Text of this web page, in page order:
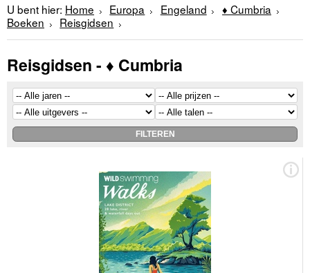
U bent hier: Home Europa Engeland
♦ Cumbria
Boeken
Reisgidsen
Reisgidsen - ♦ Cumbria